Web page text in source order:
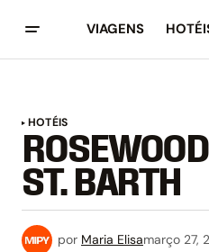
VIAGENS
HOTÉIS
ST. BARTH
por Maria Elisamarço 27,